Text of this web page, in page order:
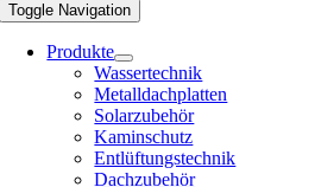
Toggle Navigation
Produkte
Wassertechnik
Metalldachplatten
Solarzubehör
Kaminschutz
Entlüftungstechnik
Dachzubehör